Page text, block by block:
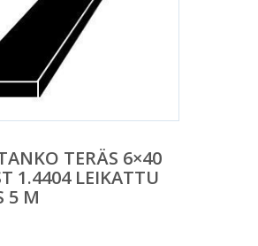
TERÄS 6×40
1.4404 LEIKATTU
5 M